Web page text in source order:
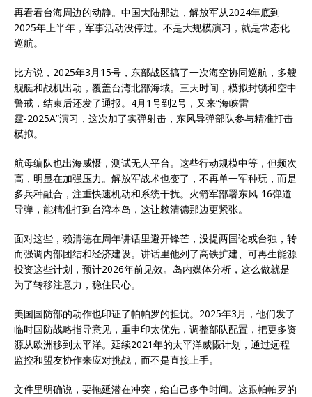
再看看台海周边的动静。中国大陆那边，解放军从2024年底到
2025年上半年，军事活动没停过。不是大规模演习，就是常态化
巡航。
比方说，2025年3月15号，东部战区搞了一次海空协同巡航，多艘
舰艇和战机出动，覆盖台湾北部海域。三天时间，模拟封锁和空中
警戒，结束后还发了通报。4月1号到2号，又来“海峡雷
霆-2025A”演习，这次加了实弹射击，东风导弹部队参与精准打击
模拟。
航母编队也出海威慑，测试无人平台。这些行动规模中等，但频次
高，明显在加强压力。解放军战术也变了，不再单一军种玩，而是
多兵种融合，注重快速机动和系统干扰。火箭军部署东风-16弹道
导弹，能精准打到台湾本岛，这让赖清德那边更紧张。
面对这些，赖清德在周年讲话里避开锋芒，没提两国论或台独，转
而强调内部团结和经济建设。讲话里他列了高铁扩建、可再生能源
投资这些计划，预计2026年前见效。岛内媒体分析，这么做就是
为了转移注意力，稳住民心。
美国国防部的动作也印证了帕帕罗的担忧。2025年3月，他们发了
临时国防战略指导意见，重申印太优先，调整部队配置，把更多资
源从欧洲移到太平洋。延续2021年的太平洋威慑计划，通过远程
监控和盟友协作来应对挑战，而不是直接上手。
文件里明确说，要拖延潜在冲突，给自己多争时间。这跟帕帕罗的